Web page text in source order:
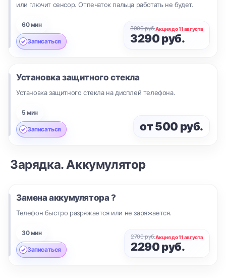
или глючит сенсор. Отпечаток пальца работать не будет.
60 мин
Записаться
3900 руб.Акция до 11 августа
3290 руб.
Установка защитного стекла
Установка защитного стекла на дисплей телефона.
5 мин
Записаться от 500 руб.
Зарядка. Аккумулятор
Замена аккумулятора ?
Телефон быстро разряжается или не заряжается.
30 мин
Записаться
2700 руб.Акция до 11 августа
2290 руб.